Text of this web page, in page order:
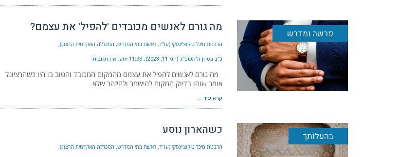
פרשה ומדרש מה גורם לאנשים מכובדים 'להפיל' את עצמם?
הרבנית מיכל טיקוצ'ינסקי (עו"ד, ראשת בתי המדרש, המכללה האקדמית הרצוג)
כ״ב בסיון ה׳תשפ״ג (יוני 11, 2023) 11:38 am אין תגובות
מה גורם לאנשים להפיל את עצמם מהמקום המכובד והטוב בו היו כשהרציונל
אומר שזהו בדיוק המקום להישמר ולהיזהר שלא
קרא עוד ←
בהעלותך כשהארון נוסע
הרבנית מיכל טיקוצ'ינסקי (עו"ד, ראשת בתי המדרש, המכללה האקדמית הרצוג)